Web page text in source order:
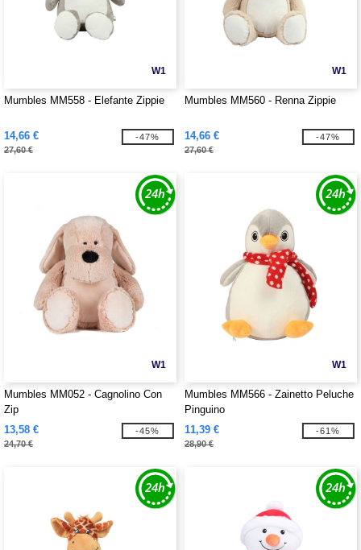
W1
Mumbles MM558 - Elefante Zippie
14,66 €
27,60 €
-47%
W1
Mumbles MM560 - Renna Zippie
14,66 €
27,60 €
-47%
W1
Mumbles MM052 - Cagnolino Con
Zip
13,58 €
24,70 €
-45%
W1
Mumbles MM566 - Zainetto Peluche
Pinguino
11,39 €
28,90 €
-61%